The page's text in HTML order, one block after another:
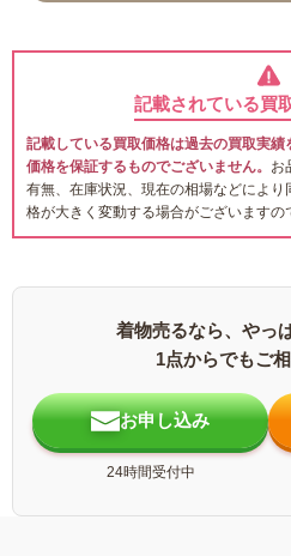
記載されている買
記載している買取価格は過去の買取実
価格を保証するものでございません。 お
有無、在庫状況、現在の相場などによ
格が大きく変動する場合がございますの
着物売るなら、やっ
1点からでもご
お申し込み
24時間受付中